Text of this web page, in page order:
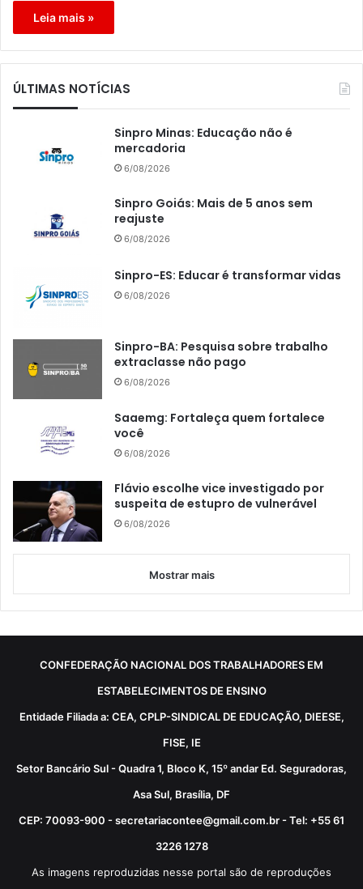
Leia mais »
ÚLTIMAS NOTÍCIAS
Sinpro Minas: Educação não é
mercadoria
6/08/2026
Sinpro Goiás: Mais de 5 anos sem
reajuste
6/08/2026
Sinpro-ES: Educar é transformar vidas
6/08/2026
Sinpro-BA: Pesquisa sobre trabalho
extraclasse não pago
6/08/2026
Saaemg: Fortaleça quem fortalece
você
6/08/2026
Flávio escolhe vice investigado por
suspeita de estupro de vulnerável
6/08/2026
Mostrar mais
CONFEDERAÇÃO NACIONAL DOS TRABALHADORES EM
ESTABELECIMENTOS DE ENSINO
Entidade Filiada a: CEA, CPLP-SINDICAL DE EDUCAÇÃO, DIEESE,
FISE, IE
Setor Bancário Sul - Quadra 1, Bloco K, 15º andar Ed. Seguradoras,
Asa Sul, Brasília, DF
CEP: 70093-900 - secretariacontee@gmail.com.br - Tel: +55 61
3226 1278
As imagens reproduzidas nesse portal são de reproduções